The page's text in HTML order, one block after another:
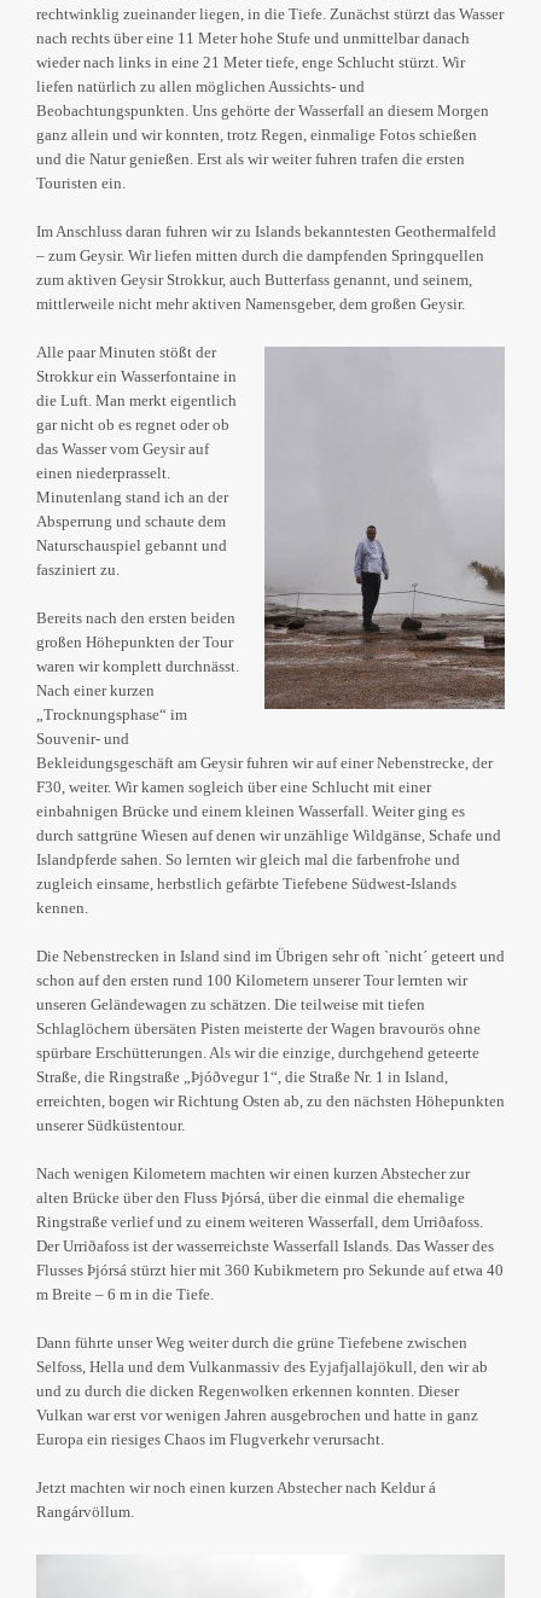
rechtwinklig zueinander liegen, in die Tiefe. Zunächst stürzt das Wasser
nach rechts über eine 11 Meter hohe Stufe und unmittelbar danach
wieder nach links in eine 21 Meter tiefe, enge Schlucht stürzt. Wir
liefen natürlich zu allen möglichen Aussichts- und
Beobachtungspunkten. Uns gehörte der Wasserfall an diesem Morgen
ganz allein und wir konnten, trotz Regen, einmalige Fotos schießen
und die Natur genießen. Erst als wir weiter fuhren trafen die ersten
Touristen ein.
Im Anschluss daran fuhren wir zu Islands bekanntesten Geothermalfeld
– zum Geysir. Wir liefen mitten durch die dampfenden Springquellen
zum aktiven Geysir Strokkur, auch Butterfass genannt, und seinem,
mittlerweile nicht mehr aktiven Namensgeber, dem großen Geysir.
Alle paar Minuten stößt der
Strokkur ein Wasserfontaine in
die Luft. Man merkt eigentlich
gar nicht ob es regnet oder ob
das Wasser vom Geysir auf
einen niederprasselt.
Minutenlang stand ich an der
Absperrung und schaute dem
Naturschauspiel gebannt und
fasziniert zu.
Bereits nach den ersten beiden
großen Höhepunkten der Tour
waren wir komplett durchnässt.
Nach einer kurzen
„Trocknungsphase“ im
Souvenir- und
Bekleidungsgeschäft am Geysir fuhren wir auf einer Nebenstrecke, der
F30, weiter. Wir kamen sogleich über eine Schlucht mit einer
einbahnigen Brücke und einem kleinen Wasserfall. Weiter ging es
durch sattgrüne Wiesen auf denen wir unzählige Wildgänse, Schafe und
Islandpferde sahen. So lernten wir gleich mal die farbenfrohe und
zugleich einsame, herbstlich gefärbte Tiefebene Südwest-Islands
kennen.
Die Nebenstrecken in Island sind im Übrigen sehr oft `nicht´ geteert und
schon auf den ersten rund 100 Kilometern unserer Tour lernten wir
unseren Geländewagen zu schätzen. Die teilweise mit tiefen
Schlaglöchern übersäten Pisten meisterte der Wagen bravourös ohne
spürbare Erschütterungen. Als wir die einzige, durchgehend geteerte
Straße, die Ringstraße „Þjóðvegur 1“, die Straße Nr. 1 in Island,
erreichten, bogen wir Richtung Osten ab, zu den nächsten Höhepunkten
unserer Südküstentour.
Nach wenigen Kilometern machten wir einen kurzen Abstecher zur
alten Brücke über den Fluss Þjórsá, über die einmal die ehemalige
Ringstraße verlief und zu einem weiteren Wasserfall, dem Urriðafoss.
Der Urriðafoss ist der wasserreichste Wasserfall Islands. Das Wasser des
Flusses Þjórsá stürzt hier mit 360 Kubikmetern pro Sekunde auf etwa 40
m Breite – 6 m in die Tiefe.
Dann führte unser Weg weiter durch die grüne Tiefebene zwischen
Selfoss, Hella und dem Vulkanmassiv des Eyjafjallajökull, den wir ab
und zu durch die dicken Regenwolken erkennen konnten. Dieser
Vulkan war erst vor wenigen Jahren ausgebrochen und hatte in ganz
Europa ein riesiges Chaos im Flugverkehr verursacht.
Jetzt machten wir noch einen kurzen Abstecher nach Keldur á
Rangárvöllum.